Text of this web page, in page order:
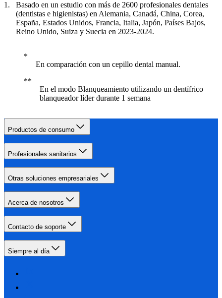
Basado en un estudio con más de 2600 profesionales dentales
(dentistas e higienistas) en Alemania, Canadá, China, Corea,
España, Estados Unidos, Francia, Italia, Japón, Países Bajos,
Reino Unido, Suiza y Suecia en 2023-2024.
En comparación con un cepillo dental manual.
En el modo Blanqueamiento utilizando un dentífrico
blanqueador líder durante 1 semana
Productos de consumo
Profesionales sanitarios
Otras soluciones empresariales
Acerca de nosotros
Contacto de soporte
Siempre al día